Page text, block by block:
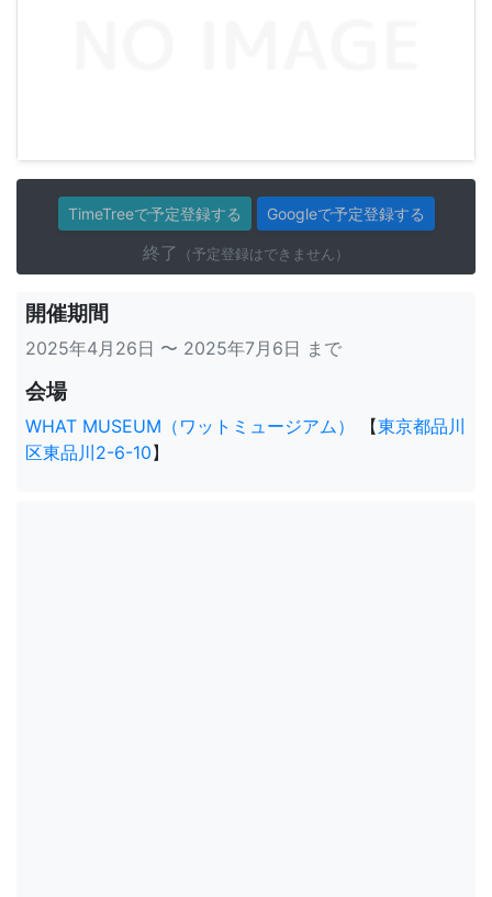
TimeTreeで予定登録する Googleで予定登録する
終了 （予定登録はできません）
開催期間
2025年4月26日 〜 2025年7月6日 まで
会場
WHAT MUSEUM（ワットミュージアム） 【東京都品川
区東品川2-6-10】